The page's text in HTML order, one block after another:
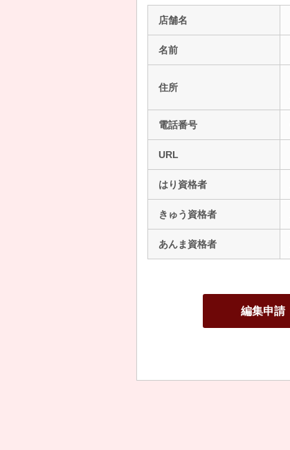
店舗名
名前
住所
電話番号
URL
はり資格者
きゅう資格者
あんま資格者
編集申請